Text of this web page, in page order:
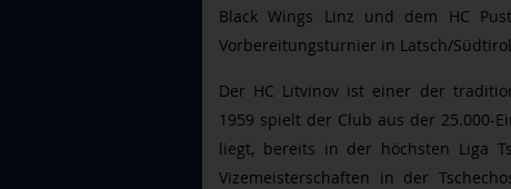
Black Wings Linz und dem HC
Vorbereitungsturnier in Latsch/
Der HC Litvinov ist einer der
1959 spielt der Club aus der 25.000-
liegt, bereits in der höchsten Liga
Vizemeisterschaften in der